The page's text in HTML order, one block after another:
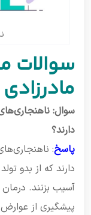
سوالات
سوال:
دارند؟
پاسخ:
دارند که از بدو
آسیب بزنند.
پیشگیری از